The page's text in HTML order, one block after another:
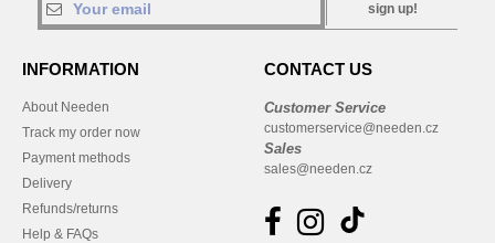
sign up!
INFORMATION
About Needen
Track my order now
Payment methods
Delivery
Refunds/returns
Help & FAQs
CONTACT US
Customer Service
customerservice@needen.cz
Sales
sales@needen.cz